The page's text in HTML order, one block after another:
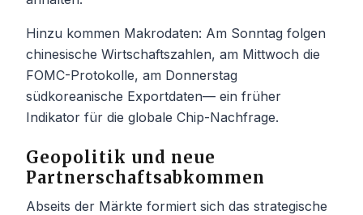
Hinzu kommen Makrodaten: Am Sonntag folgen
chinesische Wirtschaftszahlen, am Mittwoch die
FOMC-Protokolle, am Donnerstag
südkoreanische Exportdaten— ein früher
Indikator für die globale Chip-Nachfrage.
Geopolitik und neue
Partnerschaftsabkommen
Abseits der Märkte formiert sich das strategische